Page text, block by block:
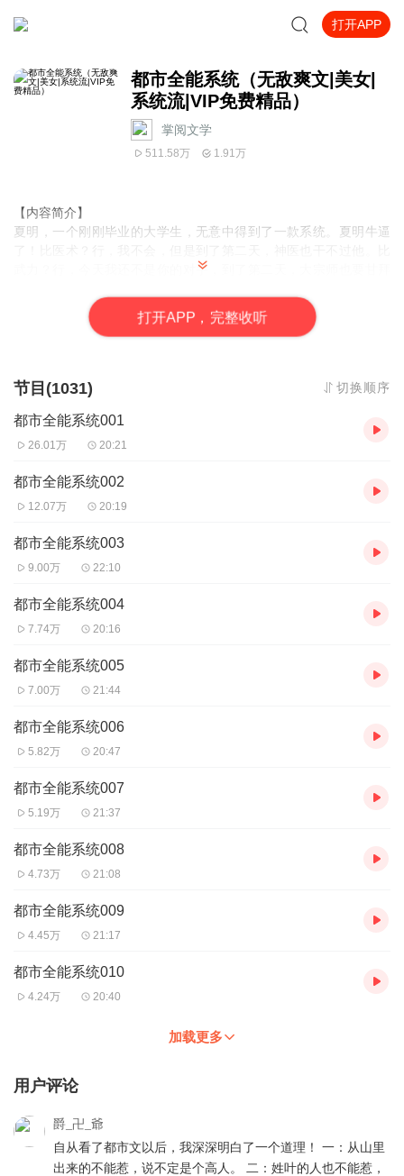
打开APP
都市全能系统（无敌爽文|美女|
系统流|VIP免费精品）
掌阅文学
511.58万 1.91万
【内容简介】
夏明，一个刚刚毕业的大学生，无意中得到了一款系统。夏明牛逼
武力？行，今天我还不是你的对手，到了第二天，大宗师也要甘拜
会怕你？比老婆，那更好，我有漂亮的林总裁，还有一个跟玫瑰似
的大小姐，各个都倍漂亮，你咋跟我比？……你们辛辛苦苦的学技
下我有。”我叫夏明，我为自己代言。
打开APP，完整收听
节目(1031) 切换顺序
都市全能系统001
26.01万 20:21
都市全能系统002
12.07万 20:19
都市全能系统003
9.00万 22:10
都市全能系统004
7.74万 20:16
都市全能系统005
7.00万 21:44
都市全能系统006
5.82万 20:47
都市全能系统007
5.19万 21:37
都市全能系统008
4.73万 21:08
都市全能系统009
4.45万 21:17
都市全能系统010
4.24万 20:40
加载更多
用户评论
爵_卍_爺
自从看了都市文以后，我深深明白了一个道理！ 一：从山里
出来的不能惹，说不定是个高人。 二：姓叶的人也不能惹，